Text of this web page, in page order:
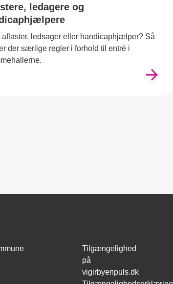
ledagere og
aflaster, ledsager eller handicaphjælper? Så
der særlige regler i forhold til entré i
Tilgængelighed
på
vigirbyenpuls.dk